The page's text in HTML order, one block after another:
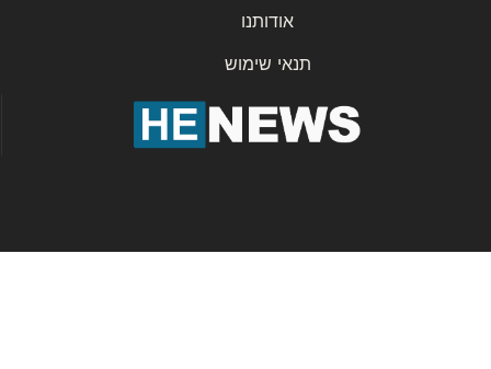
אודותנו
תנאי שימוש